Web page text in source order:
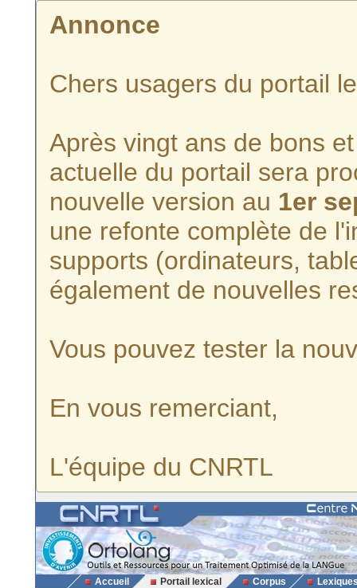
Annonce
Chers usagers du portail
Après vingt ans de bons
actuelle du portail sera
nouvelle version au 1er
une refonte complète de
supports (ordinateurs,
également de nouvelles
Vous pouvez tester la
En vous remerciant,
L'équipe du CNRTL
Accueil Portail lexical Corpus